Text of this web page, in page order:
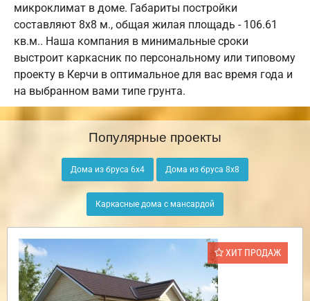
микроклимат в доме. Габариты постройки
составляют 8х8 м., общая жилая площадь - 106.61
кв.м.. Наша компания в минимальные сроки
выстроит каркасник по персональному или типовому
проекту в Керчи в оптимальное для вас время года и
на выбранном вами типе грунта.
Популярные проекты
Дома из бруса 6х4 Дома из бруса 8х8
Каркасные дома с мансардой
ХИТ ПРОДАЖ